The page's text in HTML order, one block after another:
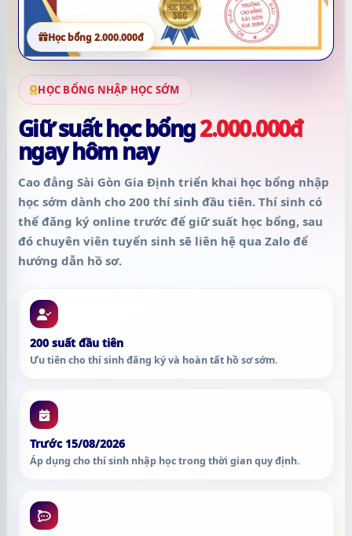
HỌC BỔNG NHẬP HỌC SỚM
Giữ suất học bổng2.000.000đ
ngay hôm nay
Cao đẳng Sài Gòn Gia Định triển khai học bổng nhập
học sớm dành cho 200 thí sinh đầu tiên. Thí sinh có
thể đăng ký online trước để giữ suất học bổng, sau
đó chuyên viên tuyển sinh sẽ liên hệ qua Zalo để
hướng dẫn hồ sơ.
200 suất đầu tiên
Ưu tiên cho thí sinh đăng ký và hoàn tất hồ sơ sớm.
Trước 15/08/2026
Áp dụng cho thí sinh nhập học trong thời gian quy định.
Học bổng 2.000.000đ